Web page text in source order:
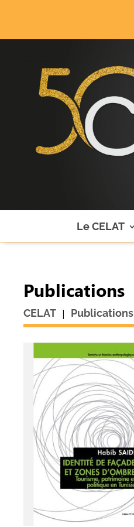
Le CELAT
Publications
CELAT | Publications